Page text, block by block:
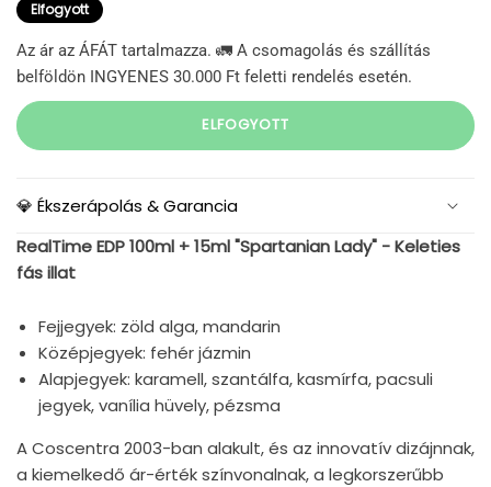
Elfogyott
Az ár az ÁFÁT tartalmazza. 🚛 A csomagolás és szállítás
belföldön INGYENES 30.000 Ft feletti rendelés esetén.
ELFOGYOTT
💎 Ékszerápolás & Garancia
RealTime EDP 100ml + 15ml "Spartanian Lady" - Keleties
fás illat
Fejjegyek: zöld alga, mandarin
Középjegyek: fehér jázmin
Alapjegyek: karamell, szantálfa, kasmírfa, pacsuli
jegyek, vanília hüvely, pézsma
A Coscentra 2003-ban alakult, és az innovatív dizájnnak,
a kiemelkedő ár-érték színvonalnak, a legkorszerűbb